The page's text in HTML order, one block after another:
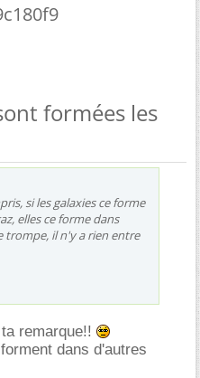
formées les
si les galaxies ce forme
elles ce forme dans
trompe, il n'y a rien entre
remarque!!
dans d'autres